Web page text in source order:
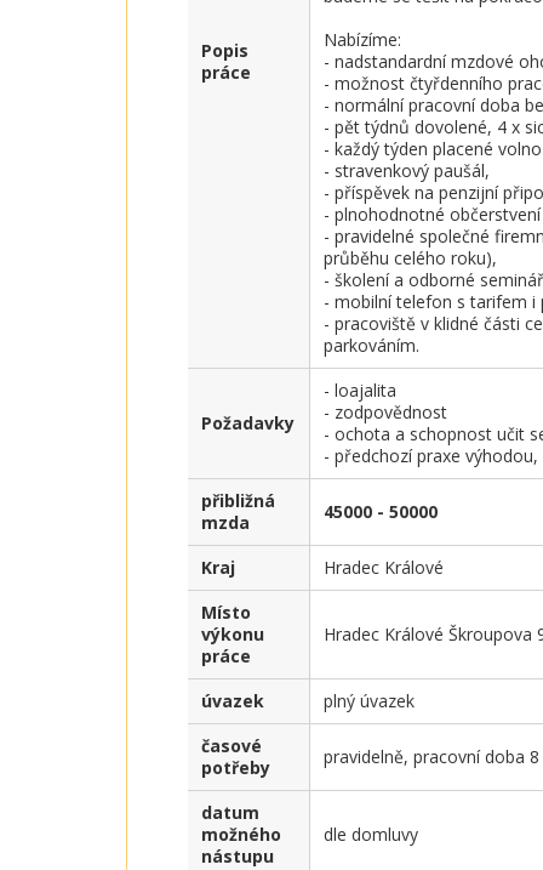
Popis
práce
Nabízíme:
- nadstandardní mzdové
- možnost čtyřdenního
- normální pracovní doba
- pět týdnů dovolené, 4 x
- každý týden placené
- stravenkový paušál,
- příspěvek na penzijní
- plnohodnotné
- pravidelné společné
průběhu celého roku),
- školení a odborné
- mobilní telefon s tarifem
- pracoviště v klidné části
parkováním.
Požadavky
- loajalita
- zodpovědnost
- ochota a schopnost učit
- předchozí praxe
přibližná
mzda
45000 - 50000
Kraj
Hradec Králové
Místo
výkonu
práce
Hradec Králové Škroupova
úvazek
plný úvazek
časové
potřeby
pravidelně, pracovní doba
datum
možného
nástupu
dle domluvy